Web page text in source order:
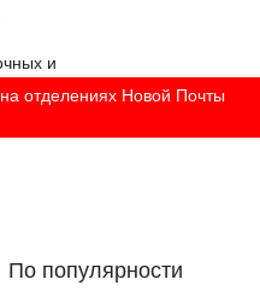
отделениях Новой Почты
По популярности